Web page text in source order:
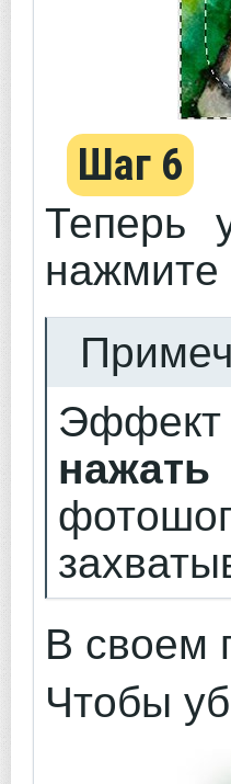
Шаг 6
Теперь
нажмите
В своем
Чтобы